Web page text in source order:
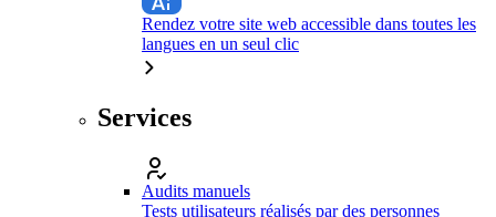
Rendez votre site web accessible dans toutes les
langues en un seul clic
Services
Audits manuels
Tests utilisateurs réalisés par des personnes